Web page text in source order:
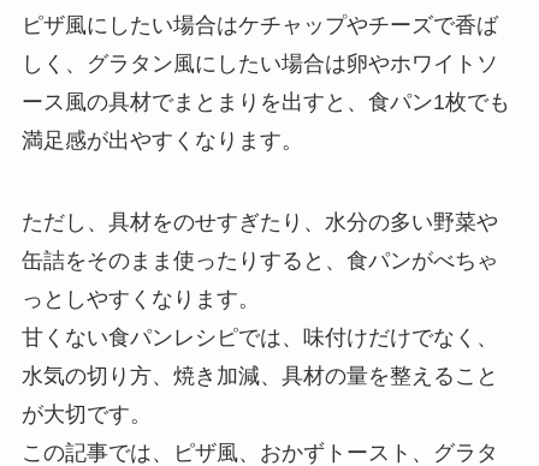
ピザ風にしたい場合はケチャップやチーズで香ば
しく、グラタン風にしたい場合は卵やホワイトソ
ース風の具材でまとまりを出すと、食パン1枚でも
満足感が出やすくなります。
ただし、具材をのせすぎたり、水分の多い野菜や
缶詰をそのまま使ったりすると、食パンがべちゃ
っとしやすくなります。
甘くない食パンレシピでは、味付けだけでなく、
水気の切り方、焼き加減、具材の量を整えること
が大切です。
この記事では、ピザ風、おかずトースト、グラタ